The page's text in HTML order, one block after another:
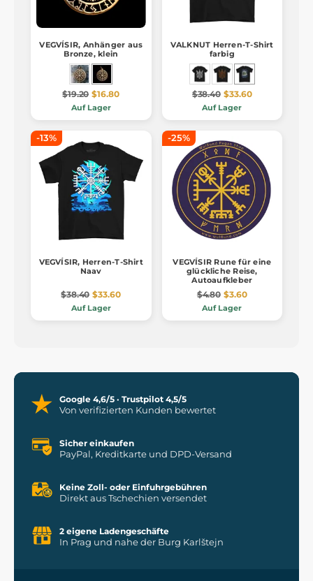
VEGVÍSIR, Anhänger aus
Bronze, klein
$19.20 $16.80
Auf Lager
VALKNUT Herren-T-Shirt
farbig
$38.40 $33.60
Auf Lager
-13%
VEGVÍSIR, Herren-T-Shirt
Naav
$38.40 $33.60
Auf Lager
-25%
VEGVÍSIR Rune für eine
glückliche Reise,
Autoaufkleber
$4.80 $3.60
Auf Lager
Google 4,6/5 · Trustpilot 4,5/5
Von verifizierten Kunden bewertet
Sicher einkaufen
PayPal, Kreditkarte und DPD-Versand
Keine Zoll- oder Einfuhrgebühren
Direkt aus Tschechien versendet
2 eigene Ladengeschäfte
In Prag und nahe der Burg Karlštejn